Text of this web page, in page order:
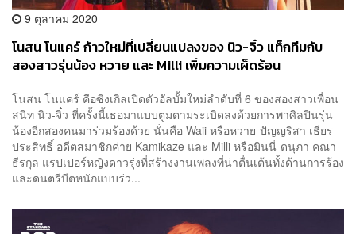
9 ตุลาคม 2020
โนสน โนแคร์ ก้าวใหม่ที่เปลี่ยนแปลงของ นิว-จิ๋ว แท็กทีมกับ
สองสาวรุ่นน้อง หวาย และ Milli เพิ่มความเผ็ดร้อน
โนสน โนแคร์ คือซิงเกิลเปิดตัวอัลบั้มใหม่ลำดับที่ 6 ของสองสาวเพื่อน
สนิท นิว-จิ๋ว ที่ครั้งนี้เธอมาแบบตูมตามระเบิดลงด้วยการพาศิลปินรุ่น
น้องอีกสองคนมาร่วมร้องด้วย นั่นคือ Waii หรือหวาย-ปัญญริสา เธียร
ประสิทธิ์ อดีตสมาชิกค่าย Kamikaze และ Milli หรือมินนี่-ดนุภา คณา
ธีรกุล แรปเปอร์หญิงดาวรุ่งที่สร้างงานเพลงที่น่าตื่นเต้นทั้งด้านการร้อง
และดนตรีบีตหนักแบบร่ว...